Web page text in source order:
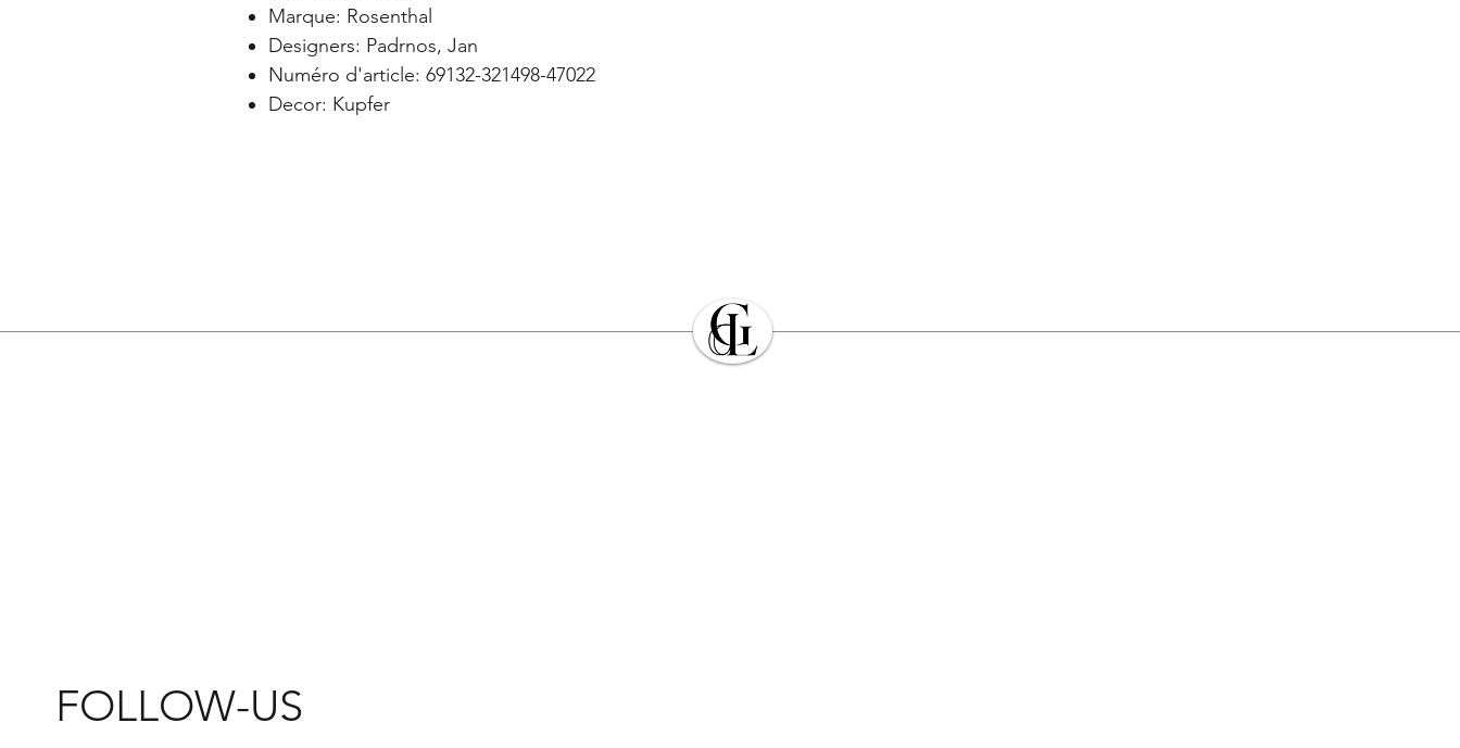
Marque: Rosenthal
Designers: Padrnos, Jan
Numéro d'article: 69132-321498-47022
Decor: Kupfer
FOLLOW-US